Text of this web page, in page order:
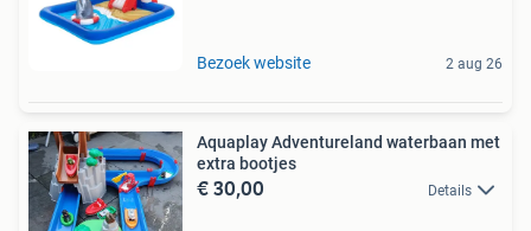
Bezoek website 2 aug 26
Aquaplay Adventureland waterbaan met
extra bootjes
€ 30,00 Details